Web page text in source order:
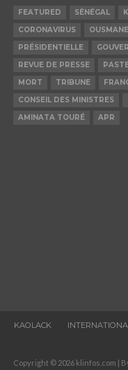
FEATURED SÉNÉGAL
CORONAVIRUS
PRÉSIDENTIELLE
REVUE DE PRESSE
MORT
TRIBUNE
CONSEIL DES MINISTRES
AMINATA TOURÉ
APR
KAOLACK
Copyright © 2026 klinfos.com |